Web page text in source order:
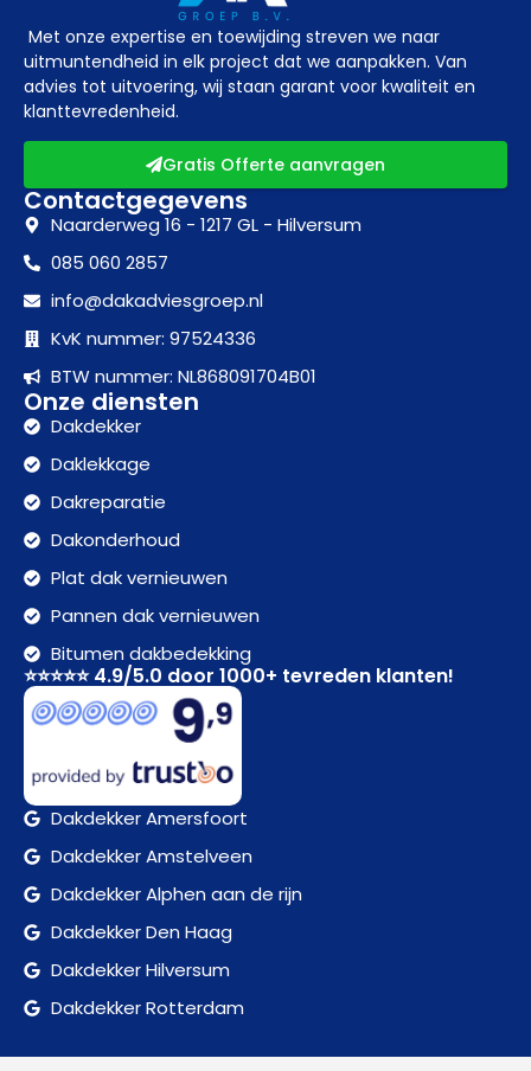
Met onze expertise en toewijding streven we naar
uitmuntendheid in elk project dat we aanpakken. Van
advies tot uitvoering, wij staan garant voor kwaliteit en
klanttevredenheid.
Gratis Offerte aanvragen
Contactgegevens
Naarderweg 16 - 1217 GL - Hilversum
085 060 2857
info@dakadviesgroep.nl
KvK nummer: 97524336
BTW nummer: NL868091704B01
Onze diensten
Dakdekker
Daklekkage
Dakreparatie
Dakonderhoud
Plat dak vernieuwen
Pannen dak vernieuwen
Bitumen dakbedekking
⭐⭐⭐⭐⭐ 4.9/5.0 door 1000+ tevreden klanten!
Dakdekker Amersfoort
Dakdekker Amstelveen
Dakdekker Alphen aan de rijn
Dakdekker Den Haag
Dakdekker Hilversum
Dakdekker Rotterdam